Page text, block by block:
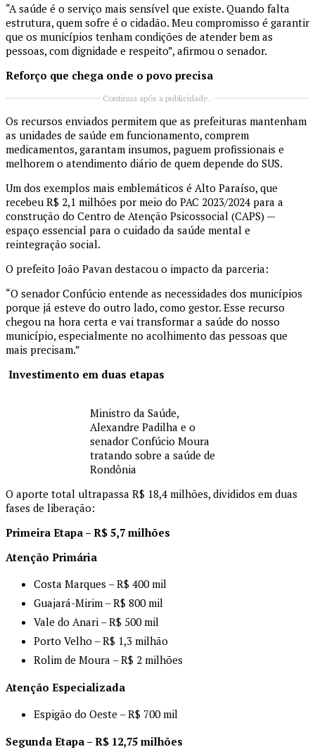
“A saúde é o serviço mais sensível que existe. Quando falta
estrutura, quem sofre é o cidadão. Meu compromisso é garantir
que os municípios tenham condições de atender bem as
pessoas, com dignidade e respeito”, afirmou o senador.
Reforço que chega onde o povo precisa
Continua após a publicidade..
Os recursos enviados permitem que as prefeituras mantenham
as unidades de saúde em funcionamento, comprem
medicamentos, garantam insumos, paguem profissionais e
melhorem o atendimento diário de quem depende do SUS.
Um dos exemplos mais emblemáticos é Alto Paraíso, que
recebeu R$ 2,1 milhões por meio do PAC 2023/2024 para a
construção do Centro de Atenção Psicossocial (CAPS) —
espaço essencial para o cuidado da saúde mental e
reintegração social.
O prefeito João Pavan destacou o impacto da parceria:
“O senador Confúcio entende as necessidades dos municípios
porque já esteve do outro lado, como gestor. Esse recurso
chegou na hora certa e vai transformar a saúde do nosso
município, especialmente no acolhimento das pessoas que
mais precisam.”
Investimento em duas etapas
Ministro da Saúde,
Alexandre Padilha e o
senador Confúcio Moura
tratando sobre a saúde de
Rondônia
O aporte total ultrapassa R$ 18,4 milhões, divididos em duas
fases de liberação:
Primeira Etapa – R$ 5,7 milhões
Atenção Primária
Costa Marques – R$ 400 mil
Guajará-Mirim – R$ 800 mil
Vale do Anari – R$ 500 mil
Porto Velho – R$ 1,3 milhão
Rolim de Moura – R$ 2 milhões
Atenção Especializada
Espigão do Oeste – R$ 700 mil
Segunda Etapa – R$ 12,75 milhões